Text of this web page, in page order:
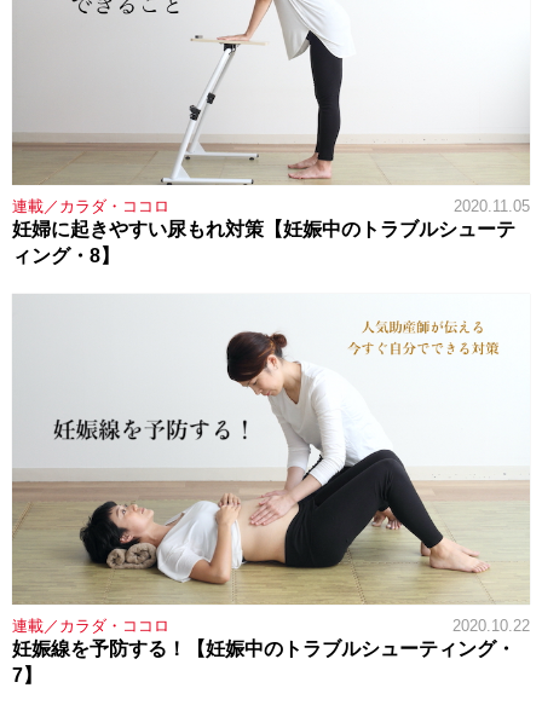
連載／カラダ・ココロ 2020.11.05
妊婦に起きやすい尿もれ対策【妊娠中のトラブルシューテ
ィング・8】
連載／カラダ・ココロ 2020.10.22
妊娠線を予防する！【妊娠中のトラブルシューティング・
7】